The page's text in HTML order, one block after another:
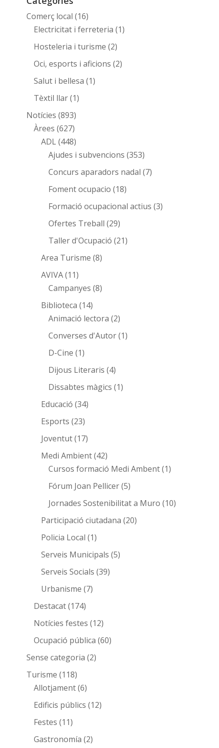
Comerç local (16)
Electricitat i ferreteria (1)
Hosteleria i turisme (2)
Oci, esports i aficions (2)
Salut i bellesa (1)
Tèxtil llar(1)
Notícies (893)
Àrees (627)
ADL(448)
Ajudes i subvencions (353)
Concurs aparadors nadal (7)
Foment ocupacio (18)
Formació ocupacional actius (3)
Ofertes Treball (29)
Taller d'Ocupació (21)
Area Turisme (8)
AVIVA(11)
Campanyes (8)
Biblioteca (14)
Animació lectora (2)
Converses d'Autor(1)
D-Cine (1)
Dijous Literaris (4)
Dissabtes màgics (1)
Educació (34)
Esports (23)
Joventut(17)
Medi Ambient(42)
Cursos formació Medi Ambent(1)
Fórum Joan Pellicer(5)
Jornades Sostenibilitat a Muro (10)
Participació ciutadana (20)
Policia Local (1)
Serveis Municipals (5)
Serveis Socials (39)
Urbanisme (7)
Destacat(174)
Notícies festes (12)
Ocupació pública (60)
Sense categoria (2)
Turisme (118)
Allotjament(6)
Edificis públics (12)
Festes (11)
Gastronomía (2)